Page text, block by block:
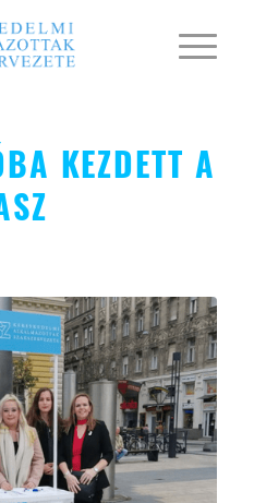
KEZDETT A